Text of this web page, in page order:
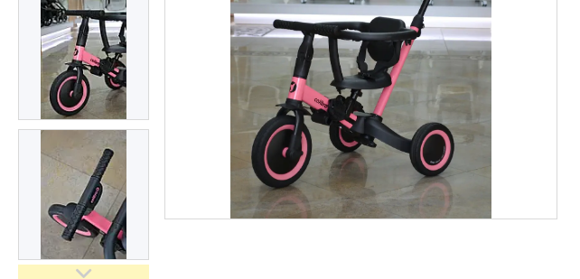
Іграшки
Засоби особистої гігієни
Дитяче харчування
Одяг дитячий
Переноски для дітей
Дитяча безпека
Басейни каркасні
Валізи дитячі
Надувна продукція для дітей
Корисна інформація для
батьків